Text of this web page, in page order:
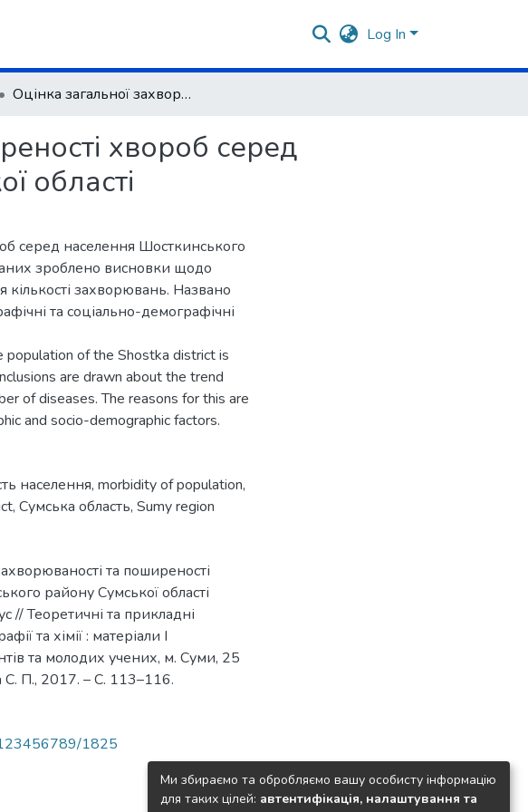
Log In
Оцінка загальної захворюваності та поширеності хвороб серед населення Шосткинського району Сумської області
хвороб серед
області
серед населення Шосткинського
зроблено висновки щодо
кількості захворювань. Названо
та соціально-демографічні
population of the Shostka district is
are drawn about the trend
of diseases. The reasons for this are
and socio-demographic factors.
населення, morbidity of population,
, Сумська область, Sumy region
та поширеності
району Сумської області
// Теоретичні та прикладні
та хімії : матеріали І
та молодих учених, м. Суми, 25
П., 2017. – C. 113–116.
123456789/1825
Ми збираємо та обробляємо вашу особисту інформацію
для таких цілей: автентифікація, налаштування та